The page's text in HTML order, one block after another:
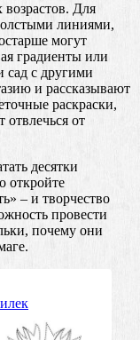
возрастов. Для
линиями,
могут
градиенты или
сад с другими
и рассказывают
раскраски,
от
десятки
откройте
– и творчество
провести
почему они